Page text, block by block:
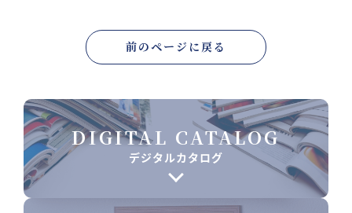
前のページに戻る
DIGITAL CATALOG
デジタルカタログ